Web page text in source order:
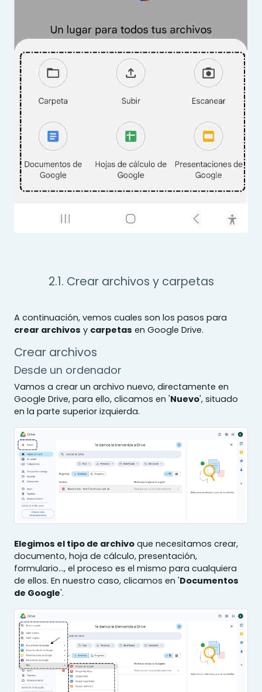
2.1. Crear archivos y carpetas
A continuación, vemos cuales son los pasos para
crear archivos y carpetas en Google Drive.
Crear archivos
Desde un ordenador
Vamos a crear un archivo nuevo, directamente en
Google Drive, para ello, clicamos en 'Nuevo', situado
en la parte superior izquierda.
Elegimos el tipo de archivo que necesitamos crear,
documento, hoja de cálculo, presentación,
formulario..., el proceso es el mismo para cualquiera
de ellos. En nuestro caso, clicamos en 'Documentos
de Google'.